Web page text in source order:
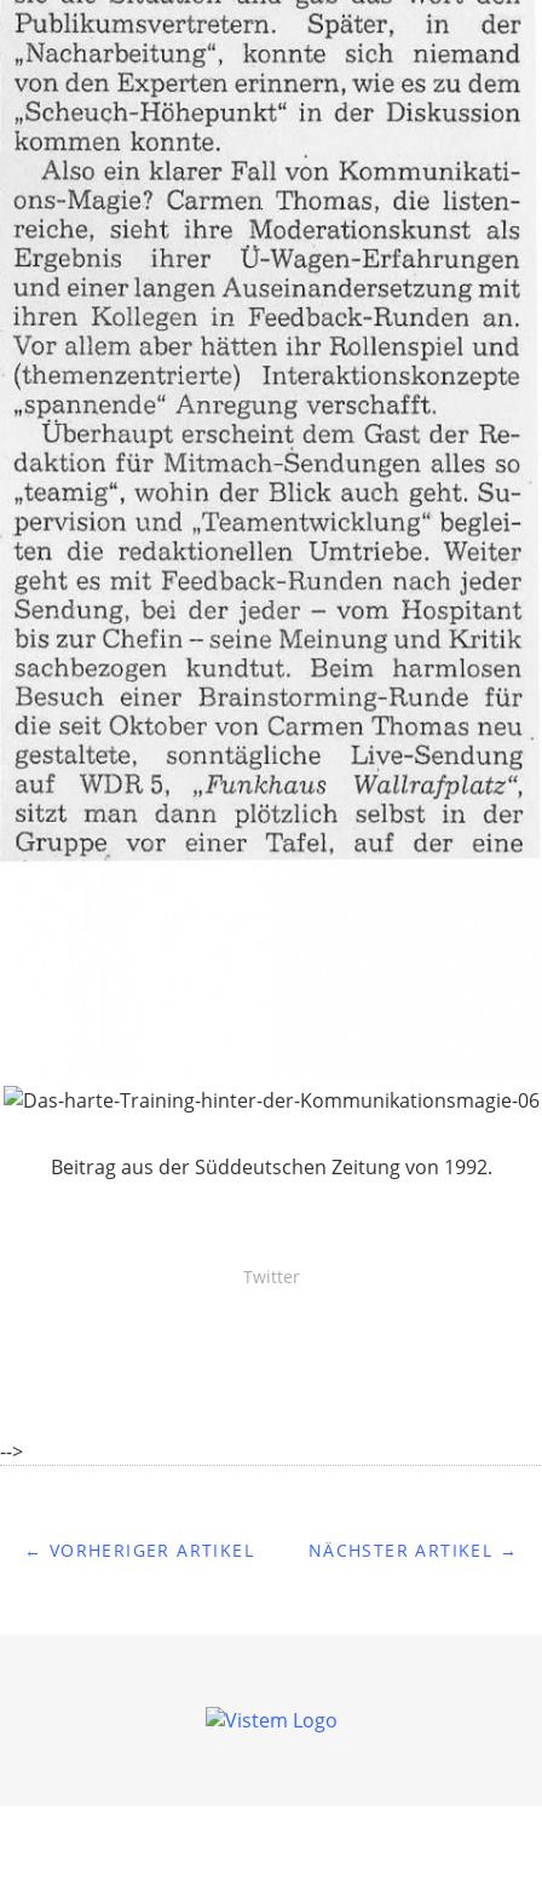
Beitrag aus der Süddeutschen Zeitung von 1992.
Twitter
-->
NÄCHSTER ARTIKEL →
← VORHERIGER ARTIKEL